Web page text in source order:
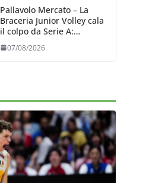
Pallavolo Mercato – La
Braceria Junior Volley cala
il colpo da Serie A:
Barbara Varaldo è il nuovo
riferimento dell’attacco
07/08/2026